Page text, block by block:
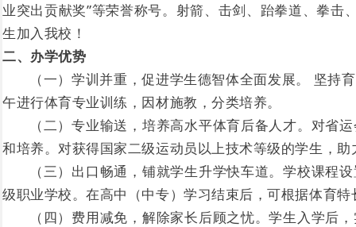
业突出贡献奖”等荣誉称号。射箭、击剑、跆拳道、拳击
生加入我校！
二、办学优势
（一）学训并重，促进学生德智体全面发展。 坚
午进行体育专业训练，因材施教，分类培养。
（二）专业输送，培养高水平体育后备人才。对省
和培养。对获得国家二级运动员以上技术等级的学生，
（三）出口畅通，铺就学生升学快车道。学校课程
级职业学校。在高中（中专）学习结束后，可根据体育
（四）费用减免，解除家长后顾之忧。学生入学后